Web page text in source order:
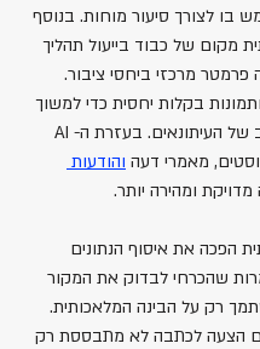
בו לצורך סיעור מוחות. בנוסף
מקום של כבוד בייעול תהליך
פרמטר מרכזי ביחסי ציבור.
בקלות יחסית כדי למשוך
מאמרי דעה והודעות
מדויקת ומהירה יותר.
הפכה את איסוף הנתונים
שהכרחי לבדוק את המקור
רק על הבינה המלאכותית.
הצעה לכתבה לא מתבססת רק